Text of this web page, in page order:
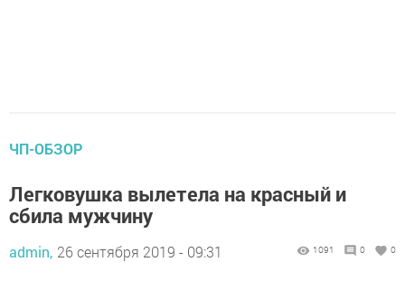
ЧП-ОБЗОР
Легковушка вылетела на красный и
сбила мужчину
admin, 26 сентября 2019 - 09:31 1091 0 0